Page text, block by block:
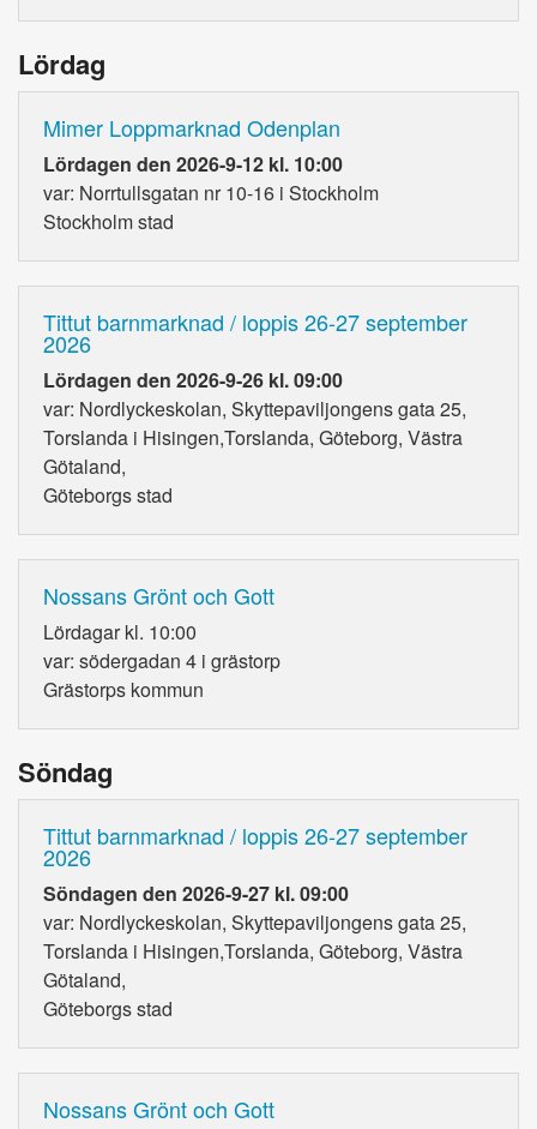
Lördag
Mimer Loppmarknad Odenplan
Lördagen den 2026-9-12 kl. 10:00
var: Norrtullsgatan nr 10-16 i Stockholm
Stockholm stad
Tittut barnmarknad / loppis 26-27 september
2026
Lördagen den 2026-9-26 kl. 09:00
var: Nordlyckeskolan, Skyttepaviljongens gata 25,
Torslanda i Hisingen,Torslanda, Göteborg, Västra
Götaland,
Göteborgs stad
Nossans Grönt och Gott
Lördagar kl. 10:00
var: södergadan 4 i grästorp
Grästorps kommun
Söndag
Tittut barnmarknad / loppis 26-27 september
2026
Söndagen den 2026-9-27 kl. 09:00
var: Nordlyckeskolan, Skyttepaviljongens gata 25,
Torslanda i Hisingen,Torslanda, Göteborg, Västra
Götaland,
Göteborgs stad
Nossans Grönt och Gott